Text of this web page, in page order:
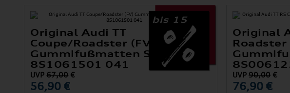
bis 15
Original Audi TT
Coupe/Roadster (FV)
Gummifußmatten Satz Vorne
8S1061501 041
UVP67,00 €
56,90 €
Original
Roadster
UVP90,00 €
76,90 €